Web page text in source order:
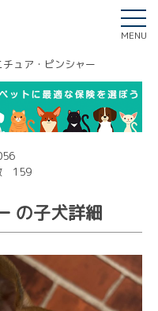
MENU
チュア・ピンシャー
159
の子犬詳細